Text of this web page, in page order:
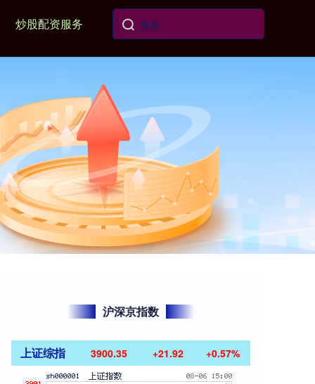
炒股配资服务
沪深京指数
上证综指 3900.35 +21.92 +0.57%